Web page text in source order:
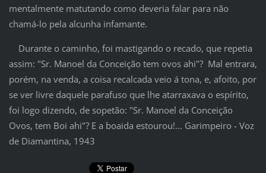
mentalmente matutando como deveria falar para não
chamá-lo pela alcunha infamante.
Durante o caminho, foi mastigando o recado, que repetia
assim: "Sr. Manoel da Conceição tem ovos ahi"? Mal entrara,
porém, na venda, a coisa recalcada veio á tona, e, afoito, por
se ver livre daquele parafuso que lhe atarraxava o espírito,
foi logo dizendo, de sopetão: "Sr. Manoel da Conceição
Ovos, tem Boi ahi"? E a boaida estourou!... Garimpeiro - Voz
de Diamantina, 1943